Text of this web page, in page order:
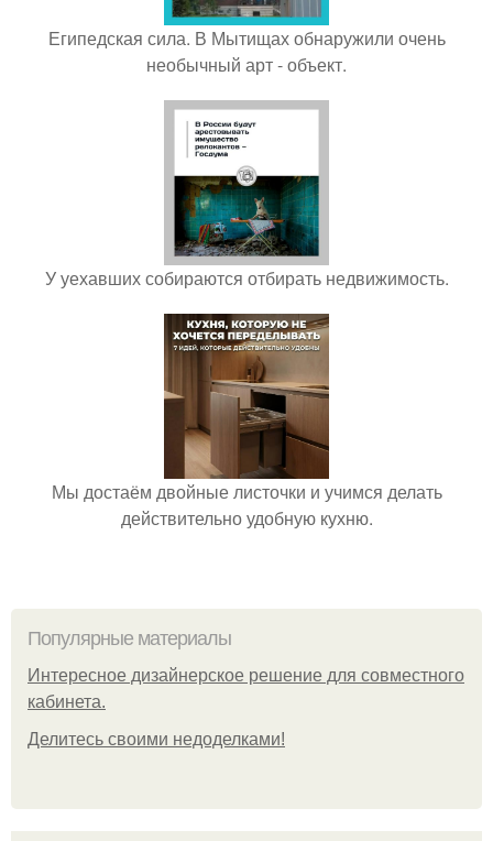
Египедская сила. В Мытищах обнаружили очень
необычный арт - объект.
У уехавших собираются отбирать недвижимость.
Мы достаём двойные листочки и учимся делать
действительно удобную кухню.
Популярные материалы
Интересное дизайнерское решение для совместного
кабинета.
Делитесь своими недоделками!